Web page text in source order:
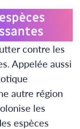
contre les
Appelée aussi
autre région
les
espèces